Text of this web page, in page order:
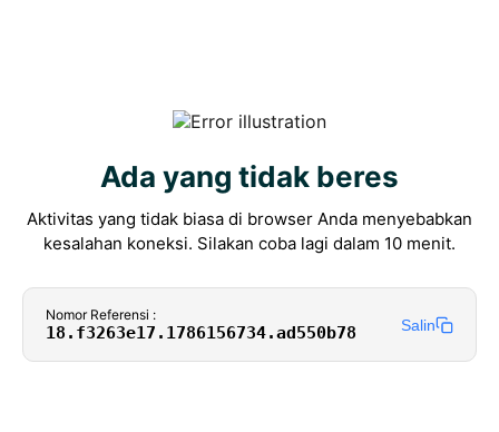
Ada yang tidak beres
Aktivitas yang tidak biasa di browser Anda menyebabkan
kesalahan koneksi. Silakan coba lagi dalam 10 menit.
Nomor Referensi :
18.f3263e17.1786156734.ad550b78 Salin